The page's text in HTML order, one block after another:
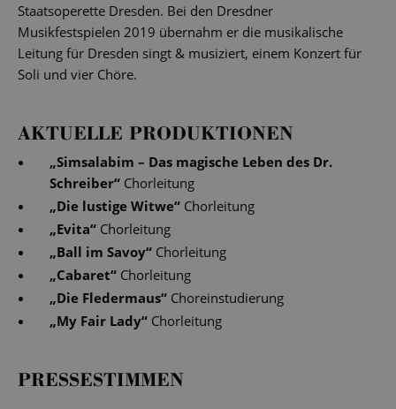
Staatsoperette Dresden. Bei den Dresdner
Musikfestspielen 2019 übernahm er die musikalische
Leitung für Dresden singt & musiziert, einem Konzert für
Soli und vier Chöre.
AKTUELLE PRODUKTIONEN
„Simsalabim – Das magische Leben des Dr.
Schreiber“ Chorleitung
„Die lustige Witwe“ Chorleitung
„Evita“ Chorleitung
„Ball im Savoy“ Chorleitung
„Cabaret“ Chorleitung
„Die Fledermaus“ Choreinstudierung
„My Fair Lady“ Chorleitung
PRESSESTIMMEN